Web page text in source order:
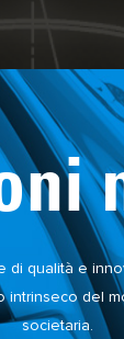
di qualità e
del
societaria.